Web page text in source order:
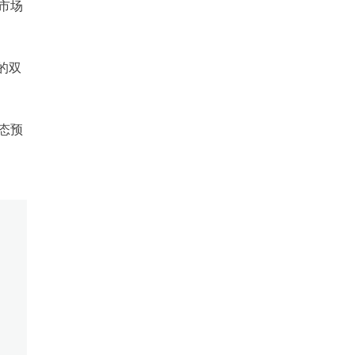
场
双
预